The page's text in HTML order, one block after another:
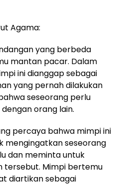
Agama:
yang berbeda
mantan pacar. Dalam
ini dianggap sebagai
yang pernah dilakukan
seseorang perlu
orang lain.
percaya bahwa mimpi ini
mengingatkan seseorang
dan meminta untuk
tersebut. Mimpi bertemu
diartikan sebagai